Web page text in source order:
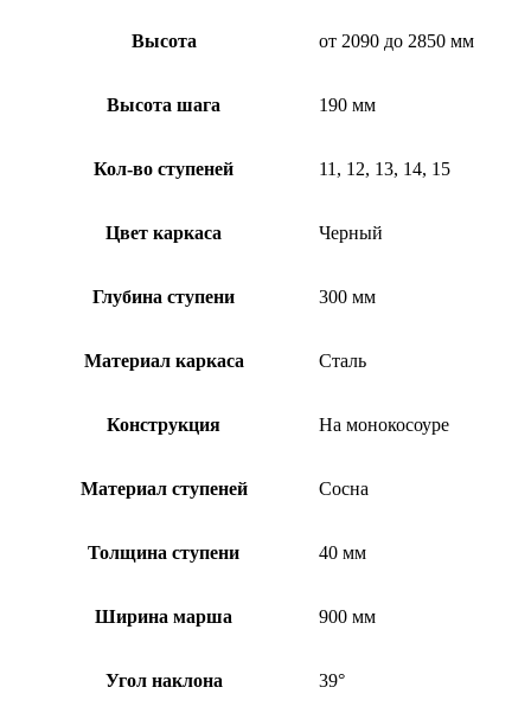
Высота от 2090 до 2850 мм
Высота шага 190 мм
Кол-во ступеней 11, 12, 13, 14, 15
Цвет каркаса Черный
Глубина ступени 300 мм
Материал каркаса Сталь
Конструкция На монокосоуре
Материал ступеней Сосна
Толщина ступени 40 мм
Ширина марша 900 мм
Угол наклона 39°